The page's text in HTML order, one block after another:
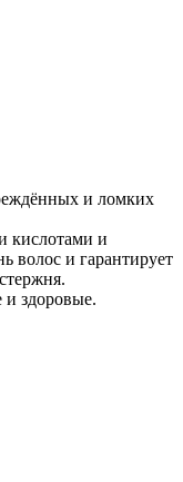
и ломких
кислотами и
волос и гарантирует
и здоровые.